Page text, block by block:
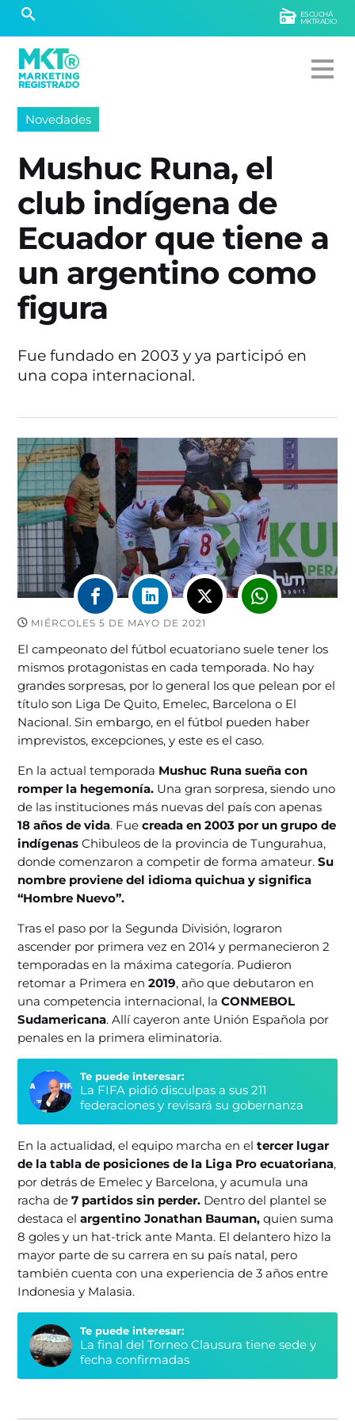
ESCUCHÁ
MKTRADIO
Novedades
Mushuc Runa, el
club indígena de
Ecuador que tiene a
un argentino como
figura
Fue fundado en 2003 y ya participó en
una copa internacional.
MIÉRCOLES 5 DE MAYO DE 2021
El campeonato del fútbol ecuatoriano suele tener los
mismos protagonistas en cada temporada. No hay
grandes sorpresas, por lo general los que pelean por el
título son Liga De Quito, Emelec, Barcelona o El
Nacional. Sin embargo, en el fútbol pueden haber
imprevistos, excepciones, y este es el caso.
En la actual temporada Mushuc Runa sueña con
romper la hegemonía. Una gran sorpresa, siendo uno
de las instituciones más nuevas del país con apenas
18 años de vida. Fue creada en 2003 por un grupo de
indígenas Chibuleos de la provincia de Tungurahua,
donde comenzaron a competir de forma amateur.Su
nombre proviene del idioma quichua y significa
“Hombre Nuevo”.
Tras el paso por la Segunda División, lograron
ascender por primera vez en 2014 y permanecieron 2
temporadas en la máxima categoría. Pudieron
retomar a Primera en2019, año que debutaron en
una competencia internacional, laCONMEBOL
Sudamericana. Allí cayeron ante Unión Española por
penales en la primera eliminatoria.
Te puede interesar:
La FIFA pidió disculpas a sus 211
federaciones y revisará su gobernanza
En la actualidad, el equipo marcha en el tercer lugar
de la tabla de posiciones de la Liga Pro ecuatoriana,
por detrás de Emelec y Barcelona, y acumula una
racha de 7 partidos sin perder. Dentro del plantel se
destaca elargentino Jonathan Bauman, quien suma
8 goles y un hat-trick ante Manta. El delantero hizo la
mayor parte de su carrera en su país natal, pero
también cuenta con una experiencia de 3 años entre
Indonesia y Malasia.
Te puede interesar:
La final del Torneo Clausura tiene sede y
fecha confirmadas